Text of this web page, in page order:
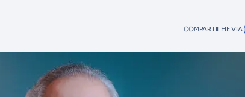
COMPARTILHE VIA: